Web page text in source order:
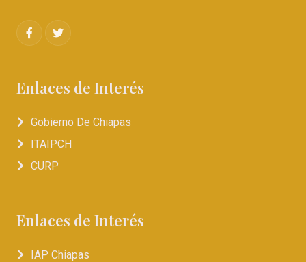
Enlaces de Interés
Gobierno De Chiapas
ITAIPCH
CURP
Enlaces de Interés
IAP Chiapas